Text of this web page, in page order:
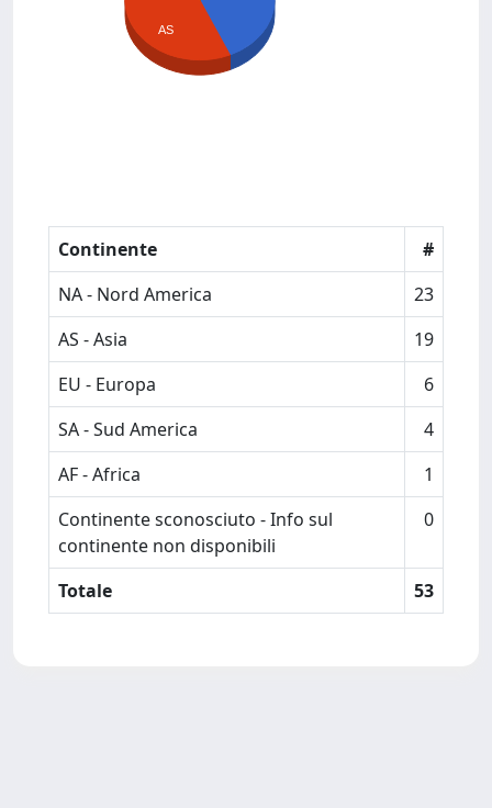
AS
Continente
#
NA - Nord America
23
AS - Asia
19
EU - Europa
6
SA - Sud America
4
AF - Africa
1
Continente sconosciuto - Info sul
continente non disponibili
0
Totale 53